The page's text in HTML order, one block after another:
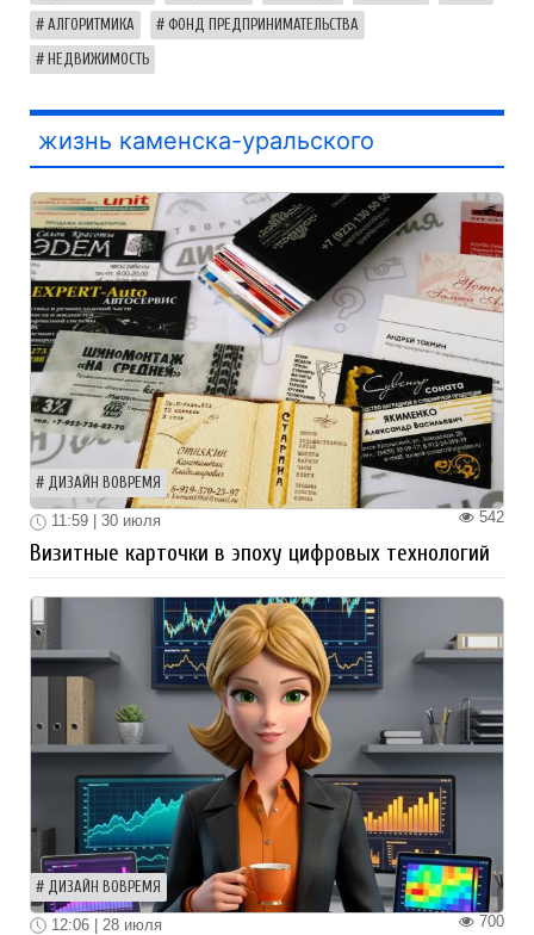
АЛГОРИТМИКА ФОНД ПРЕДПРИНИМАТЕЛЬСТВА
НЕДВИЖИМОСТЬ
жизнь каменска-уральского
ДИЗАЙН ВОВРЕМЯ
542
11:59 | 30 июля
Визитные карточки в эпоху цифровых технологий
ДИЗАЙН ВОВРЕМЯ
700
12:06 | 28 июля